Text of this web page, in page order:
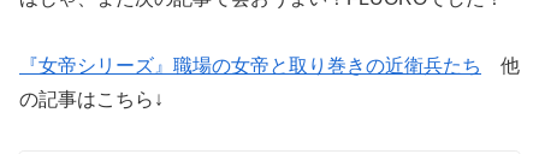
『女帝シリーズ』職場の女帝と取り巻きの近衛兵たち
他
の記事はこちら↓